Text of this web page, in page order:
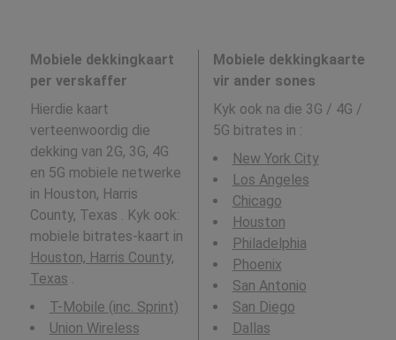
Mobiele dekkingkaart
per verskaffer
Hierdie kaart
verteenwoordig die
dekking van 2G, 3G, 4G
en 5G mobiele netwerke
in Houston, Harris
County, Texas . Kyk ook:
mobiele bitrates-kaart in
Houston, Harris County,
Texas .
T-Mobile (inc. Sprint)
Union Wireless
Mobiele dekkingkaarte
vir ander sones
Kyk ook na die 3G / 4G /
5G bitrates in :
New York City
Los Angeles
Chicago
Houston
Philadelphia
Phoenix
San Antonio
San Diego
Dallas